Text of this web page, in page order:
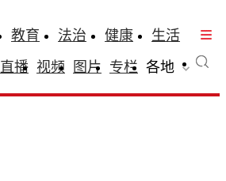
教育 法治 健康
生活
直播 视频 图片 专栏 各地